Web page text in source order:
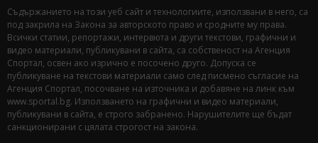
Съдържанието на този уеб сайт и технологиите, използвани в него, са
под закрила на Закона за авторското право и сродните му права.
Всички статии, репортажи, интервюта и други текстови, графични и
видео материали, публикувани в сайта, са собственост на Агенция
Спортал, освен ако изрично е посочено друго. Допуска се
публикуване на текстови материали само след писмено съгласие на
Агенция Спортал, посочване на източника и добавяне на линк към
www.sportal.bg. Използването на графични и видео материали,
публикувани в сайта, е строго забранено. Нарушителите ще бъдат
санкционирани с цялата строгост на закона.